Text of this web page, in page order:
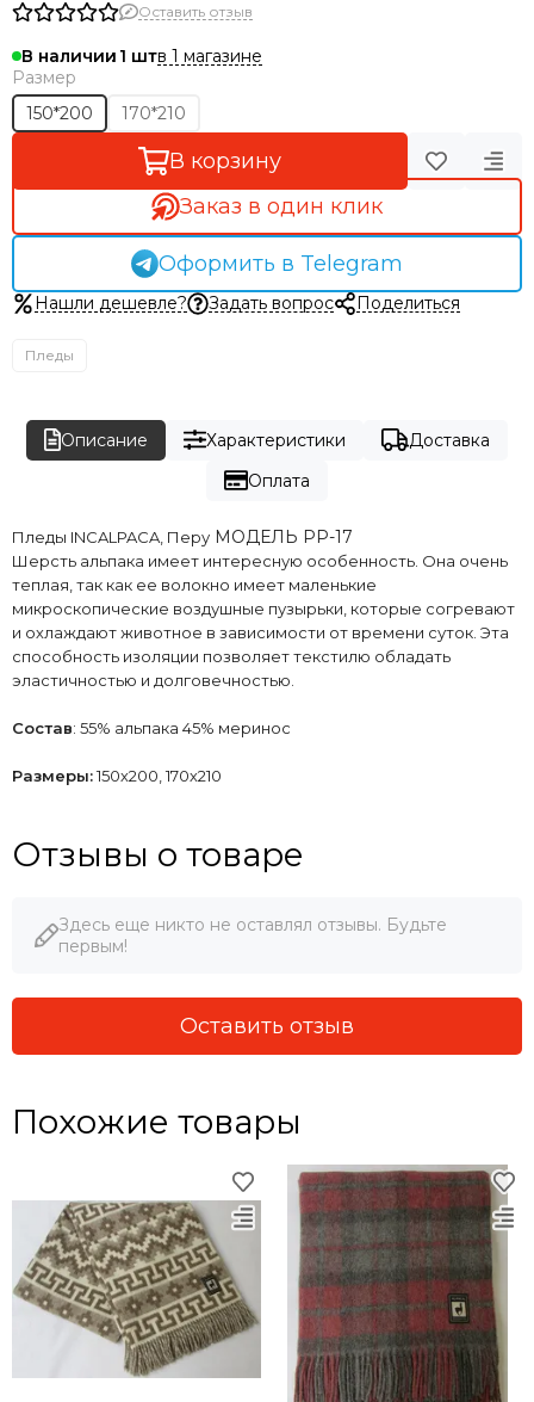
Оставить отзыв
В наличии 1
в 1 магазине
Размер
150*200
170*210
В корзину
Заказ в один клик
Оформить в Telegram
Нашли дешевле? Задать вопрос Поделиться
Пледы
Описание Характеристики
Доставка
Оплата
Пледы INCALPACA, Перу МОДЕЛЬ РР-17
Шерсть альпака имеет интересную особенность. Она очень
теплая, так как ее волокно имеет маленькие
микроскопические воздушные пузырьки, которые согревают
и охлаждают животное в зависимости от времени суток. Эта
способность изоляции позволяет текстилю обладать
эластичностью и долговечностью.
Состав: 55% альпака 45% меринос
Размеры:150х200, 170х210
Отзывы о товаре
Здесь еще никто не оставлял отзывы. Будьте
первым!
Оставить отзыв
Похожие товары